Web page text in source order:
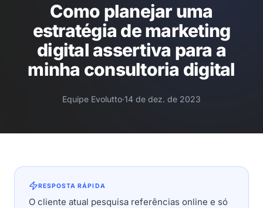
Como planejar uma
estratégia de marketing
digital assertiva para a
minha consultoria digital
Equipe Evolutto·14 de dez. de 2023
RESPOSTA RÁPIDA
O cliente atual pesquisa referências online e só